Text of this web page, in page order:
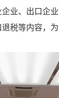
业、出口企
税等内容，